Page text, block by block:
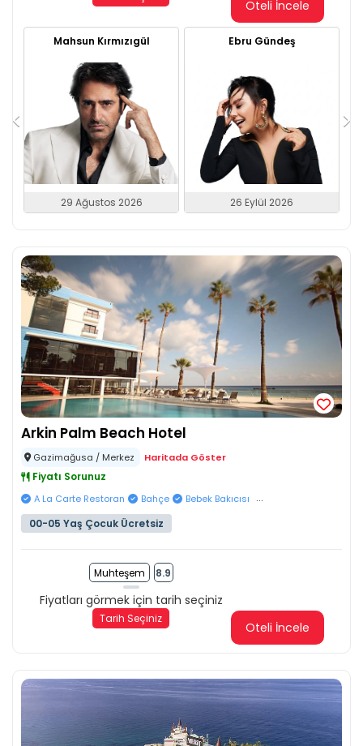
Oteli İncele
Mahsun Kırmızıgül
29 Ağustos 2026
Ebru Gündeş
26 Eylül 2026
Arkin Palm Beach Hotel
Gazimağusa / Merkez Haritada Göster
Fiyatı Sorunuz
A La Carte Restoran Bahçe Bebek Bakıcısı ...
00-05 Yaş Çocuk Ücretsiz
Muhteşem 8.9
Fiyatları görmek için tarih seçiniz
Tarih Seçiniz
Oteli İncele